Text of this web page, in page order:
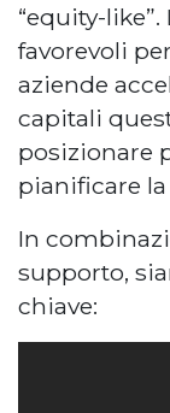
“equity-
favorevoli
aziende
capitali
posizionare
pianificare
In
supporto,
chiave: